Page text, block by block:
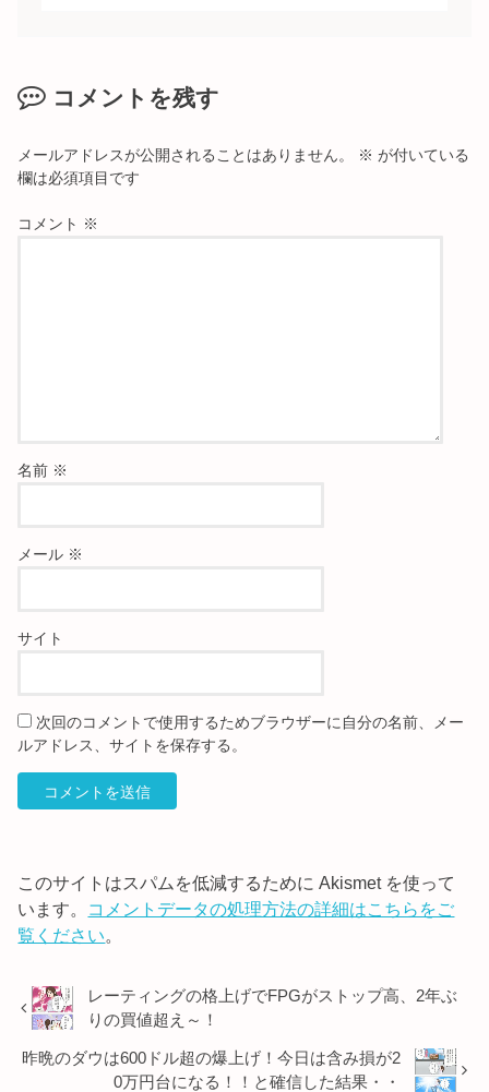
コメントを残す
メールアドレスが公開されることはありません。 ※ が付いている
欄は必須項目です
コメント ※
名前 ※
メール ※
サイト
次回のコメントで使用するためブラウザーに自分の名前、メー
ルアドレス、サイトを保存する。
このサイトはスパムを低減するために Akismet を使って
います。 コメントデータの処理方法の詳細はこちらをご
覧ください。
レーティングの格上げでFPGがストップ高、2年ぶ
りの買値超え～！
昨晩のダウは600ドル超の爆上げ！今日は含み損が2
0万円台になる！！と確信した結果・・